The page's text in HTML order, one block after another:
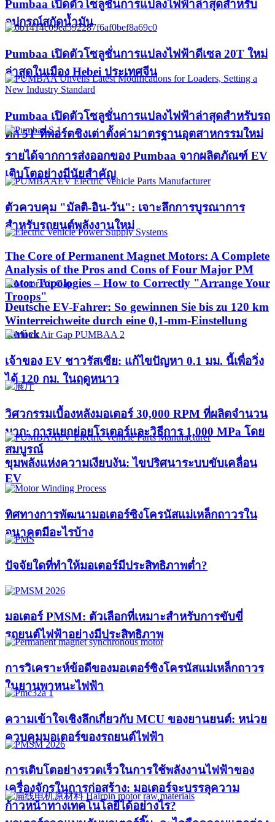
Pumbaa เปิดตัวโซลูชั่นการแปลงไฟฟ้าล่าสุดสำหรับ
อุปกรณ์สกัดน้ำมัน
Pumbaa เปิดตัวโซลูชั่นการแปลงไฟฟ้าดีเซล 20T ใหม่
ล่าสุดในเมือง Hebei ประเทศจีน
Pumbaa เปิดตัวโซลูชั่นการแปลงไฟฟ้าล่าสุดสำหรับรถ
ตัก 5T ที่พอร์ตชิงเต่าตั้งค่ามาตรฐานอุตสาหกรรมใหม่
รายได้จากการส่งออกของ Pumbaa จากผลิตภัณฑ์ EV
เติบโตอย่างมีนัยสำคัญ
ตัวควบคุม "มัลติ-อิน-วัน": เจาะลึกการบูรณาการ
สำหรับรถยนต์พลังงานใหม่
The Core of Permanent Magnet Motors: A Complete
Analysis of the Pros and Cons of Four Major PM
Rotor Topologies – How to Correctly "Arrange Your
Troops"
Deutsche EV-Fahrer: So gewinnen Sie bis zu 120 km
Winterreichweite durch eine 0,1-mm-Einstellung
zurück
เจ้าของ EV ชาวรัสเซีย: แก้ไขปัญหา 0.1 มม. นี้เพื่อวิ่ง
ได้ 120 กม. ในฤดูหนาว
วิศวกรรมเบื้องหลังมอเตอร์ 30,000 RPM ที่ผลิตจำนวน
มาก: การแยกย่อยโรเตอร์และวิธีการ 1,000 MPa โดย
สมบูรณ์
ขุมพลังแห่งความเงียบงัน: ไขปริศนาระบบขับเคลื่อน
EV
ทิศทางการพัฒนามอเตอร์ซิงโครนัสแม่เหล็กถาวรใน
อนาคตมีอะไรบ้าง
ปัจจัยใดที่ทำให้มอเตอร์มีประสิทธิภาพต่ำ?
มอเตอร์ PMSM: ตัวเลือกที่เหมาะสำหรับการขับขี่
รถยนต์ไฟฟ้าอย่างมีประสิทธิภาพ
การวิเคราะห์ข้อดีของมอเตอร์ซิงโครนัสแม่เหล็กถาวร
ในยานพาหนะไฟฟ้า
ความเข้าใจเชิงลึกเกี่ยวกับ MCU ของยานยนต์: หน่วย
ควบคุมมอเตอร์ของรถยนต์ไฟฟ้า
การเติบโตอย่างรวดเร็วในการใช้พลังงานไฟฟ้าของ
เครื่องจักรในการก่อสร้าง: มอเตอร์จะบรรลุความ
ก้าวหน้าทางเทคโนโลยีได้อย่างไร?​